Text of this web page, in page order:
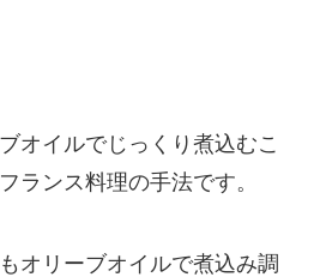
オイルでじっくり煮込むこ
ランス料理の手法です。
オリーブオイルで煮込み調